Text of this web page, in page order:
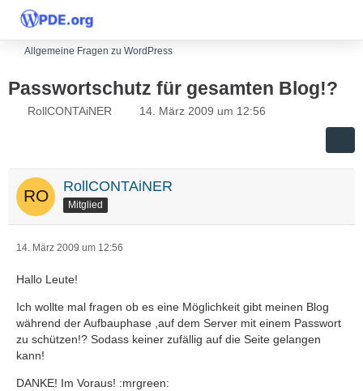
Allgemeine Fragen zu WordPress
Passwortschutz für gesamten Blog!?
RollCONTAiNER 14. März 2009 um 12:56
RollCONTAiNER
Mitglied
14. März 2009 um 12:56
Hallo Leute!
Ich wollte mal fragen ob es eine Möglichkeit gibt meinen Blog
während der Aufbauphase ,auf dem Server mit einem Passwort
zu schützen!? Sodass keiner zufällig auf die Seite gelangen
kann!
DANKE! Im Voraus! :mrgreen: